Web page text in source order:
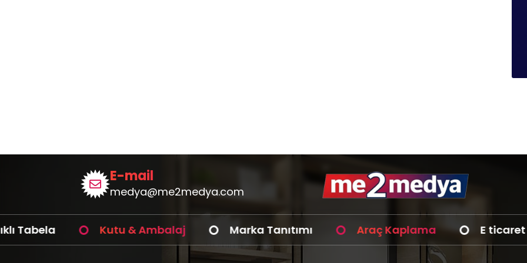
E-mail
medya@me2medya.com
Kutu & Ambalaj Marka Tanıtımı Araç Kaplama E ticaret